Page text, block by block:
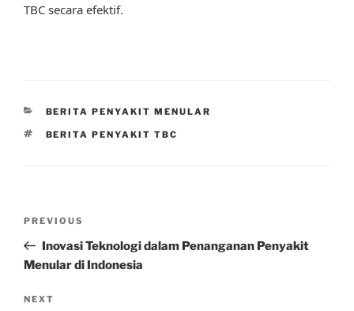
TBC secara efektif.
CATEGORIES
BERITA PENYAKIT MENULAR
TAGS
BERITA PENYAKIT TBC
Previous
Post
PREVIOUS
Inovasi Teknologi dalam Penanganan Penyakit
Menular di Indonesia
Next
NEXT